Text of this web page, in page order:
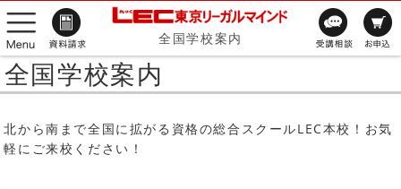
全国学校案内
全国学校案内
北から南まで全国に拡がる資格の総合スクールLEC本校！お気
軽にご来校ください！